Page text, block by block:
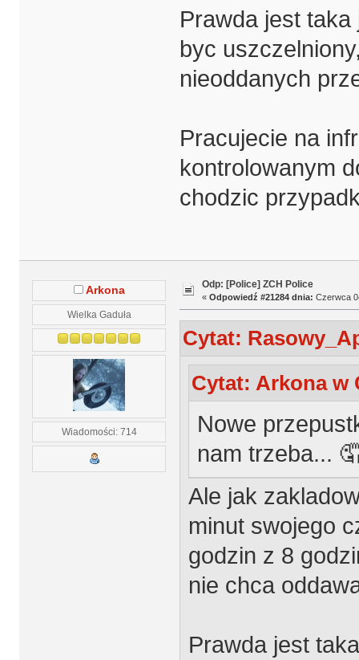
Prawda jest
byc
nieoddanych
Pracujecie na
kontrolowanym
chodzic
Arkona
Wielka Gaduła
Wiadomości: 714
Odp: [Police] ZCH Police
« Odpowiedź #21284 dnia: Czerwca
Cytat:
Cytat: Arkona w
Nowe
nam trzeba...
Ale jak
minut swojego
godzin z 8
nie chca
Prawda jest